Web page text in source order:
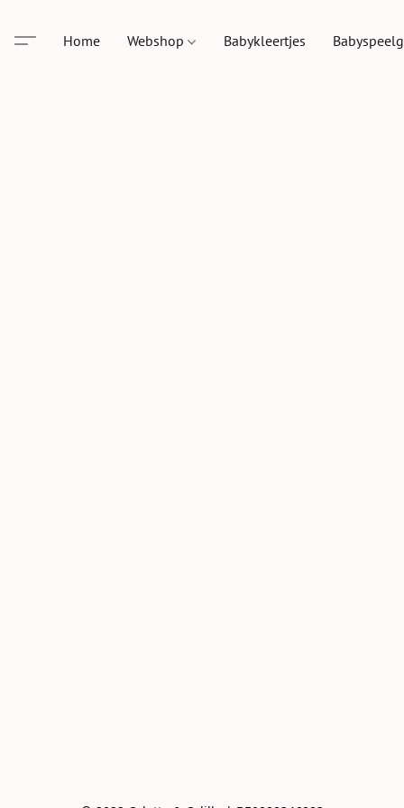
Home Webshop Babykleertjes